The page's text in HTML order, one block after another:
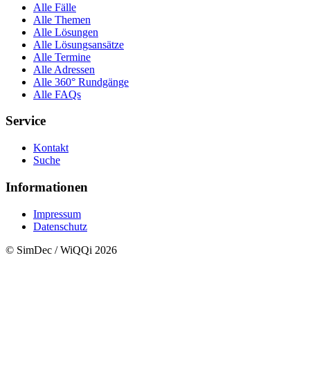
Alle Fälle
Alle Themen
Alle Lösungen
Alle Lösungsansätze
Alle Termine
Alle Adressen
Alle 360° Rundgänge
Alle FAQs
Service
Kontakt
Suche
Informationen
Impressum
Datenschutz
© SimDec / WiQQi 2026